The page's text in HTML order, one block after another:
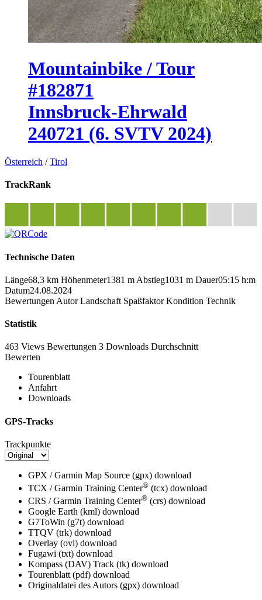
Mountainbike / Tour
#182871
Innsbruck-Ehrwald
240721 (6. SVTV 2024)
Österreich /Tirol
TrackRank
Technische Daten
Länge68,3 km Höhenmeter1381 m Abstieg1031 m Dauer05:15 h:m
Datum24.08.2024
Bewertungen Autor Landschaft Spaßfaktor Kondition Technik
Statistik
463 Views Bewertungen 3 Downloads Durchschnitt
Bewerten
Tourenblatt
Anfahrt
Downloads
GPS-Tracks
Trackpunkte
GPX / Garmin Map Source (gpx) download
TCX / Garmin Training Center® (tcx) download
CRS / Garmin Training Center® (crs) download
Google Earth (kml) download
G7ToWin (g7t) download
TTQV (trk) download
Overlay (ovl) download
Fugawi (txt) download
Kompass (DAV) Track (tk) download
Tourenblatt (pdf) download
Originaldatei des Autors (gpx) download